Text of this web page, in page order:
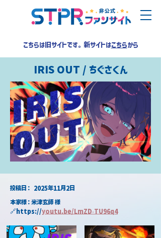
こちらは旧サイトです。新サイトはこちらから
IRIS OUT / ちぐさくん
2025年11月2日
​投稿日：
本家様：米津玄師 様
🔗https://youtu.be/LmZD-TU96q4